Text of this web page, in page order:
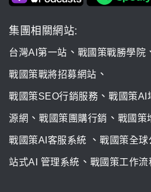
集團相關網站:
台灣AI第一站 、 戰國策戰勝學院
戰國策戰將招募網站 、
戰國策SEO行銷服務 、 戰國策AI
源網 、 戰國策團購行銷 、 戰國策
戰國策AI客服系統 、 戰國策全球
站式AI 管理系統 、 戰國策工作